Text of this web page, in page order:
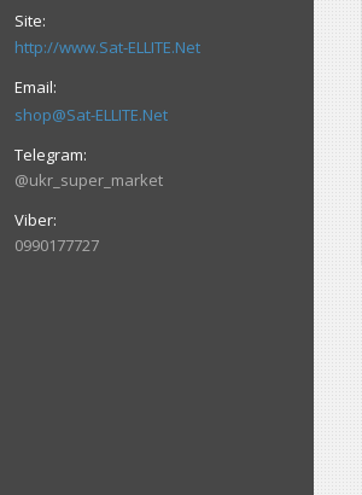
http://www.Sat-ELLITE.Net
shop@Sat-ELLITE.Net
@ukr_super_market
0990177727